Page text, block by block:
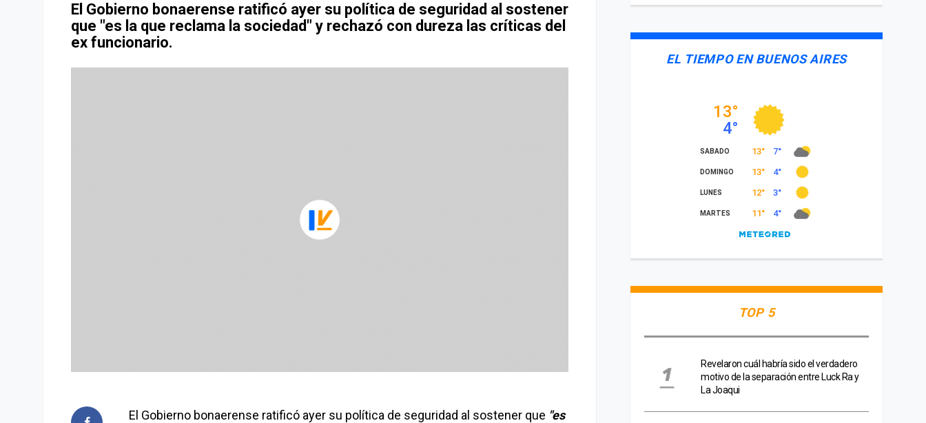
El Gobierno bonaerense ratificó ayer su política de seguridad al sostener
que "es la que reclama la sociedad" y rechazó con dureza las críticas del
ex funcionario.
El Gobierno bonaerense ratificó ayer su política de seguridad al sostener que "es
EL TIEMPO EN BUENOS AIRES
TOP 5
Revelaron cuál habría sido el verdadero
motivo de la separación entre Luck Ra y
La Joaqui